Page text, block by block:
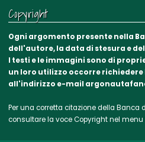
Copyright
Ogni argomento presente nella
dell'autore, la data di stesura e
I testi e le immagini sono di
un loro utilizzo occorre
all'indirizzo e-mail
Per una corretta citazione della Banca
consultare la voceCopyrightnel menu